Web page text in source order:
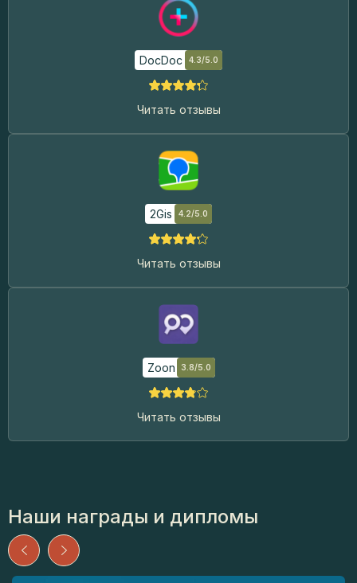
DocDoc 4.3/5.0
Читать отзывы
2Gis 4.2/5.0
Читать отзывы
Zoon 3.8/5.0
Читать отзывы
Наши награды и дипломы